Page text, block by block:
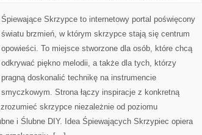
Śpiewające Skrzypce to internetowy portal poświęcony
światu brzmień, w którym skrzypce stają się centrum
opowieści. To miejsce stworzone dla osób, które chcą
odkrywać piękno melodii, a także dla tych, którzy
pragną doskonalić technikę na instrumencie
smyczkowym. Strona łączy inspiracje z konkretną
skrzypce niezależnie od poziomu
i Ślubne DIY. Idea Śpiewających Skrzypiec opiera